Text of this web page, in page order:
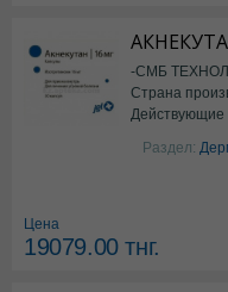
-СМБ
Страна
Действующие
Раздел:
Цена
19079.00тнг.